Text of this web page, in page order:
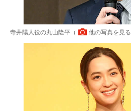
寺井陽人役の丸山隆平（ 他の写真を見る